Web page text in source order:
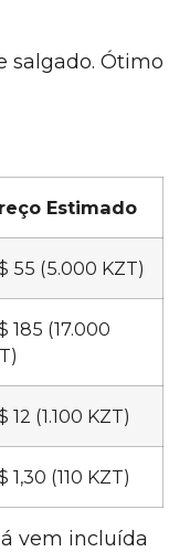
salgado. Ótimo
Estimado
55 (5.000 KZT)
185 (17.000
12 (1.100 KZT)
1,30 (110 KZT)
vem incluída